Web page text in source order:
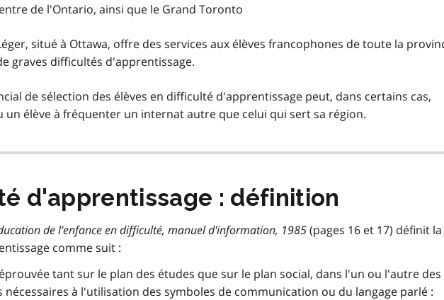
de l'Ontario, ainsi que le Grand Toronto
situé à Ottawa, offre des services aux élèves francophones de toute la
graves difficultés d'apprentissage.
de sélection des élèves en difficulté d'apprentissage peut, dans certains cas,
un élève à fréquenter un internat autre que celui qui sert sa région.
d'apprentissage : définition
de l'enfance en difficulté, manuel d'information, 1985(pages 16 et 17) définit la
comme suit :
tant sur le plan des études que sur le plan social, dans l'un ou l'autre des
nécessaires à l'utilisation des symboles de communication ou du langage parlé :